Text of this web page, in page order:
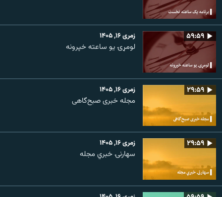
۵۹:۵۹ زمری ۱۶, ۱۴۰۵
لومړۍ یو ساعته خپرونه
۲۹:۵۹ زمری ۱۶, ۱۴۰۵
مجله خبری صبح‌گاهی
۲۹:۵۹ زمری ۱۶, ۱۴۰۵
سهارنۍ خبري مجله